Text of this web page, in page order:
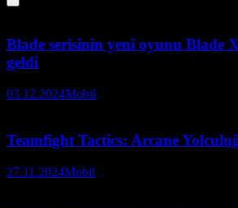
Blade serisinin yeni oyunu Blade
geldi
03.12.2024Mobil
Teamfight Tactics: Arcane
27.11.2024Mobil